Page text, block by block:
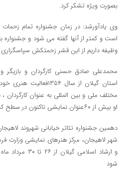
بصورت ویژه تشکر کرد.
وی یادآورشد: در زمان جشنواره تمام زحمات
است و کمتر از آنها گفته می شود و جشنواره
وظیفه داریم از این قشر زحمتکش سپاسگزاری
محمدعلی صادق حسنی کارگردان و
استان گیلان از سال
مختلف ملی و بین المللی به عنوان کارگردان
او بیش از ۶۰عنوان نمایشی تاکنون در سطح کشور اجرا و به نمایش در آمده است.
دهمین جشنواره‌ تئاتر خیابانی شهروند
شهر لاهیجان، مرکز هنرهای نمایشی وزارت
و ارشاد
شود